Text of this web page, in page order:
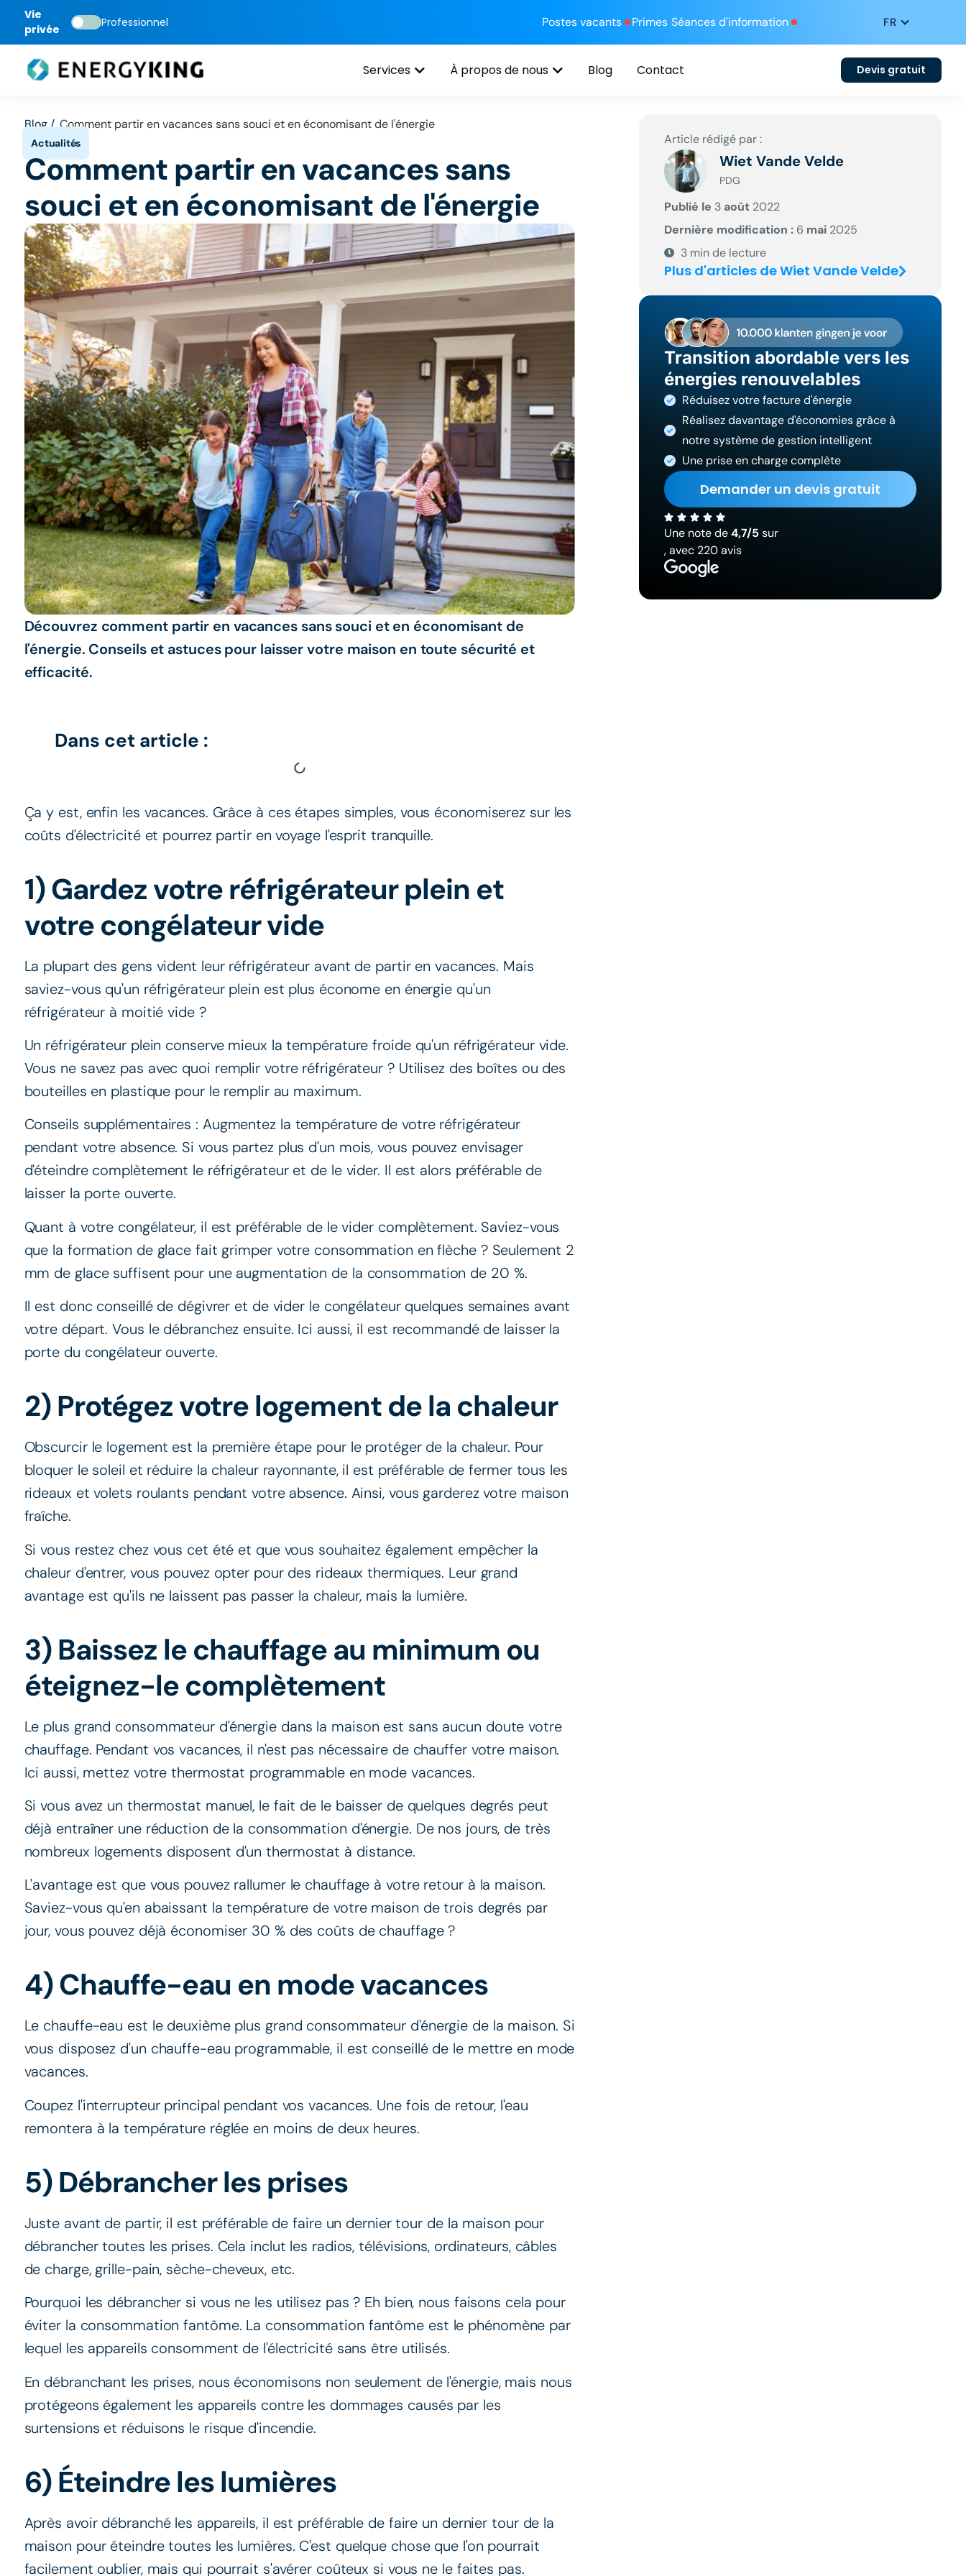
Vie
privée
Professionnel Postes vacants Primes Séances d'information
Services À propos de nous Blog Contact Devis gratuit
Blog / Comment partir en vacances sans souci et en économisant de l'énergie
Comment partir en vacances sans
souci et en économisant de l'énergie
Découvrez comment partir en vacances sans souci et en économisant de
l'énergie. Conseils et astuces pour laisser votre maison en toute sécurité et
efficacité.
Dans cet article :
Ça y est, enfin les vacances. Grâce à ces étapes simples, vous économiserez sur les
coûts d'électricité et pourrez partir en voyage l'esprit tranquille.
1) Gardez votre réfrigérateur plein et
votre congélateur vide
La plupart des gens vident leur réfrigérateur avant de partir en vacances. Mais
saviez-vous qu'un réfrigérateur plein est plus économe en énergie qu'un
réfrigérateur à moitié vide ?
Un réfrigérateur plein conserve mieux la température froide qu'un réfrigérateur vide.
Vous ne savez pas avec quoi remplir votre réfrigérateur ? Utilisez des boîtes ou des
bouteilles en plastique pour le remplir au maximum.
Conseils supplémentaires : Augmentez la température de votre réfrigérateur
pendant votre absence. Si vous partez plus d'un mois, vous pouvez envisager
d'éteindre complètement le réfrigérateur et de le vider. Il est alors préférable de
laisser la porte ouverte.
Quant à votre congélateur, il est préférable de le vider complètement. Saviez-vous
que la formation de glace fait grimper votre consommation en flèche ? Seulement 2
mm de glace suffisent pour une augmentation de la consommation de 20 %.
Il est donc conseillé de dégivrer et de vider le congélateur quelques semaines avant
votre départ. Vous le débranchez ensuite. Ici aussi, il est recommandé de laisser la
porte du congélateur ouverte.
2) Protégez votre logement de la chaleur
Obscurcir le logement est la première étape pour le protéger de la chaleur. Pour
bloquer le soleil et réduire la chaleur rayonnante, il est préférable de fermer tous les
rideaux et volets roulants pendant votre absence. Ainsi, vous garderez votre maison
fraîche.
Si vous restez chez vous cet été et que vous souhaitez également empêcher la
chaleur d'entrer, vous pouvez opter pour des rideaux thermiques. Leur grand
avantage est qu'ils ne laissent pas passer la chaleur, mais la lumière.
3) Baissez le chauffage au minimum ou
éteignez-le complètement
Le plus grand consommateur d'énergie dans la maison est sans aucun doute votre
chauffage. Pendant vos vacances, il n'est pas nécessaire de chauffer votre maison.
Ici aussi, mettez votre thermostat programmable en mode vacances.
Si vous avez un thermostat manuel, le fait de le baisser de quelques degrés peut
déjà entraîner une réduction de la consommation d'énergie. De nos jours, de très
nombreux logements disposent d'un thermostat à distance.
L'avantage est que vous pouvez rallumer le chauffage à votre retour à la maison.
Saviez-vous qu'en abaissant la température de votre maison de trois degrés par
jour, vous pouvez déjà économiser 30 % des coûts de chauffage ?
4) Chauffe-eau en mode vacances
Le chauffe-eau est le deuxième plus grand consommateur d'énergie de la maison. Si
vous disposez d'un chauffe-eau programmable, il est conseillé de le mettre en mode
vacances.
Coupez l'interrupteur principal pendant vos vacances. Une fois de retour, l'eau
remontera à la température réglée en moins de deux heures.
5) Débrancher les prises
Juste avant de partir, il est préférable de faire un dernier tour de la maison pour
débrancher toutes les prises. Cela inclut les radios, télévisions, ordinateurs, câbles
de charge, grille-pain, sèche-cheveux, etc.
Pourquoi les débrancher si vous ne les utilisez pas ? Eh bien, nous faisons cela pour
éviter la consommation fantôme. La consommation fantôme est le phénomène par
lequel les appareils consomment de l'électricité sans être utilisés.
En débranchant les prises, nous économisons non seulement de l'énergie, mais nous
protégeons également les appareils contre les dommages causés par les
surtensions et réduisons le risque d'incendie.
6) Éteindre les lumières
Après avoir débranché les appareils, il est préférable de faire un dernier tour de la
maison pour éteindre toutes les lumières. C'est quelque chose que l'on pourrait
facilement oublier, mais qui pourrait s'avérer coûteux si vous ne le faites pas.
Article rédigé par :
Wiet Vande Velde
PDG
Publié le 3 août 2022
Dernière modification : 6 mai 2025
3 min de lecture
Plus d'articles de Wiet Vande Velde
Transition abordable vers les
énergies renouvelables
Réduisez votre facture d'énergie
Réalisez davantage d'économies grâce à
notre système de gestion intelligent
Une prise en charge complète
Demander un devis gratuit
Une note de4,7/5 sur
, avec 220 avis